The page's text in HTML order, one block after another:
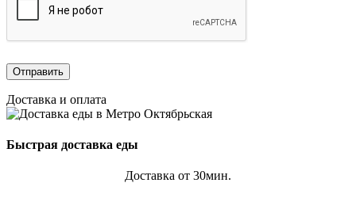
Доставка и оплата
Быстрая доставка еды
Доставка от 30мин.